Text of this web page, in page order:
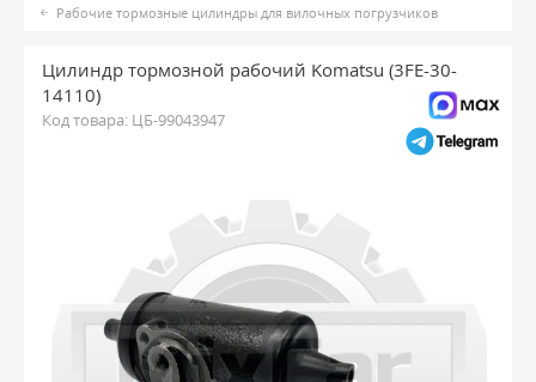
Рабочие тормозные цилиндры для вилочных погрузчиков
Цилиндр тормозной рабочий Komatsu (3FE-30-
14110)
Код товара: ЦБ-99043947